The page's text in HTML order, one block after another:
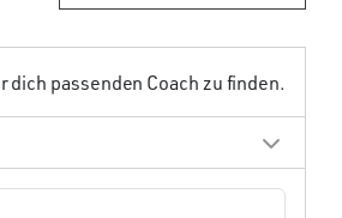
passenden Coach zu finden.